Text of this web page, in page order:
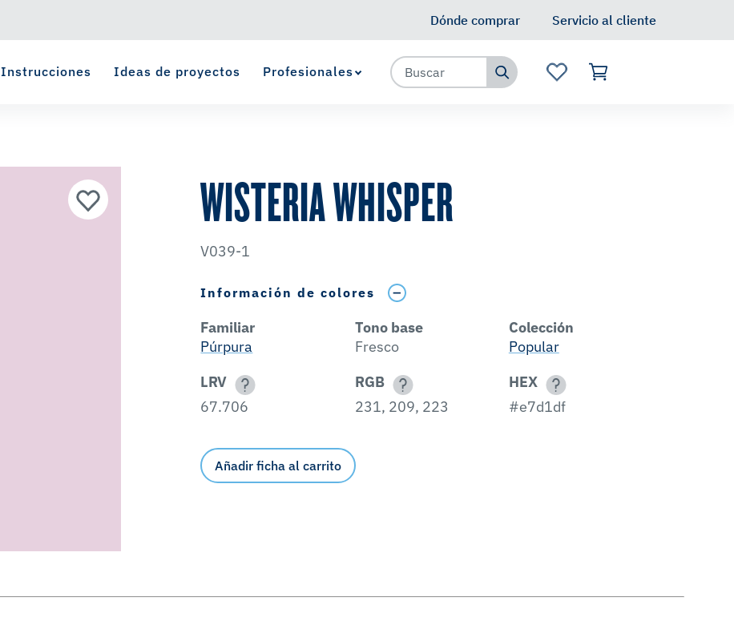
Dónde comprar
Servicio al cliente
Instrucciones Ideas de proyectos Profesionales
WISTERIA WHISPER
V039-1
Información de colores
Familiar
Púrpura
Tono base
Fresco
Colección
Popular
LRV
67.706
RGB
231, 209, 223
HEX
#e7d1df
Añadir ficha al carrito